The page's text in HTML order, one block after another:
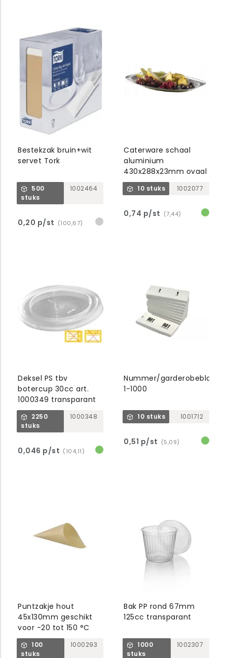
Bestekzak bruin+wit
servet Tork
500
stuks
1002464
0,20 p/st (100,67)
Caterware schaal
aluminium
430x288x23mm ovaal
10 stuks 1002077
0,74 p/st (7,44)
Deksel PS tbv
botercup 30cc art.
1000349 transparant
2250
stuks
1000348
0,046 p/st (104,11)
Nummer/garderobeblok
1-1000
10 stuks 1001712
0,51 p/st (5,09)
Puntzakje hout
45x130mm geschikt
voor -20 tot 150 °C
100
stuks
1000293
Bak PP rond 67mm
125cc transparant
1000
stuks
1002307